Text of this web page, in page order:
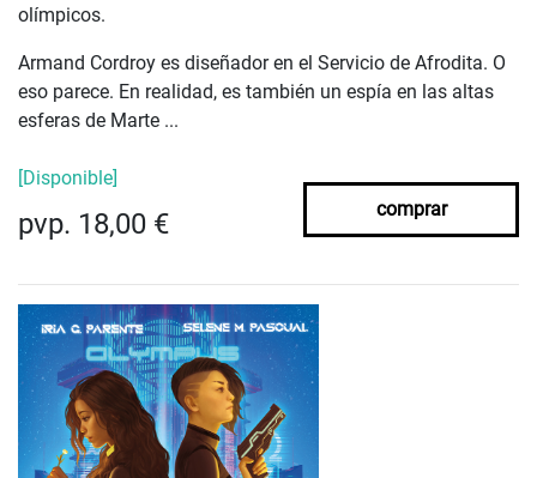
olímpicos.
Armand Cordroy es diseñador en el Servicio de Afrodita. O
eso parece. En realidad, es también un espía en las altas
esferas de Marte ...
[Disponible]
pvp. 18,00 € comprar